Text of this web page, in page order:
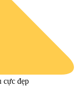
cực đẹp